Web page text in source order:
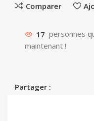
Comparer
17 personnes
maintenant !
Partager :